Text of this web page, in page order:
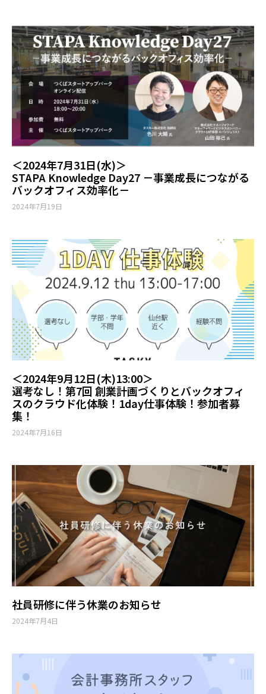
＜2024年7月31日(水)＞
STAPA Knowledge Day27 －事業成長につながる
バックオフィス効率化－
2024年7月19日
＜2024年9月12日(木)13:00＞
選考なし！第7回 創業計画づくりとバックオフィ
スのクラウド化体験！1day仕事体験！参加者募
集！
2024年7月16日
社員研修に伴う休業のお知らせ
2024年7月4日